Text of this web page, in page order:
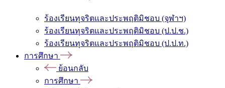
ร้องเรียนทุจริตและประพฤติมิชอบ (จุฬาฯ)
ร้องเรียนทุจริตและประพฤติมิชอบ (ป.ป.ช.)
ร้องเรียนทุจริตและประพฤติมิชอบ (ป.ป.ท.)
การศึกษา
ย้อนกลับ
การศึกษา